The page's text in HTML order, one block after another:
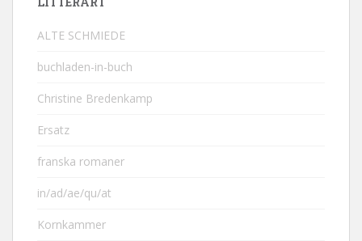
ALTE SCHMIEDE
buchladen-in-buch
Christine Bredenkamp
Ersatz
franska romaner
in/ad/ae/qu/at
Kornkammer